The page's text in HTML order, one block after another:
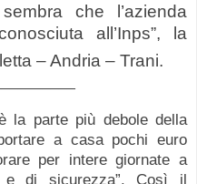
che l’azienda
all’Inps”, la
– Andria – Trani.
la parte più debole della
a casa pochi euro
per intere giornate a
di sicurezza”. Così il